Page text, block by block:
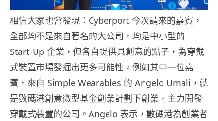
相信大家也會發現：Cyberport 今次請來的嘉賓，
全部均不是來自著名的大公司，均是中小型的
Start-Up 企業，但各自提供具創意的點子，為穿戴
式裝置市場發掘出更多可能性。例如其中一位嘉
賓，來自 Simple Wearables 的 Angelo Umali，就
是數碼港創意微型基金創業計劃下創業，主力開發
穿戴式裝置的公司。Angelo 表示，數碼港為創業者